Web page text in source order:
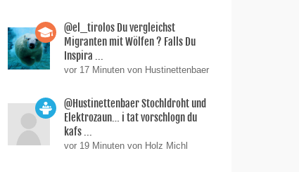
@el_tirolos Du vergleichst
Migranten mit Wölfen ? Falls Du
Inspira ...
vor 17 Minuten von Hustinettenbaer
@Hustinettenbaer Stochldroht und
Elektrozaun… i tat vorschlogn du
kafs ...
vor 19 Minuten von Holz Michl